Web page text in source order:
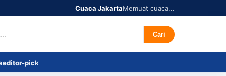
Cuaca JakartaMemuat cuaca...
Pick Cari
editor-pick